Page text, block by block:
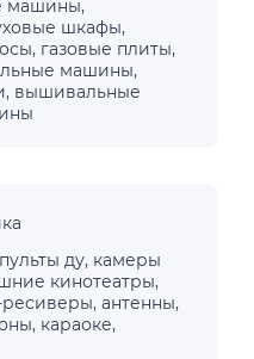
машины,
шкафы,
, газовые плиты,
машины,
, вышивальные
пульты ду, камеры
кинотеатры,
ресиверы, антенны,
, караоке,